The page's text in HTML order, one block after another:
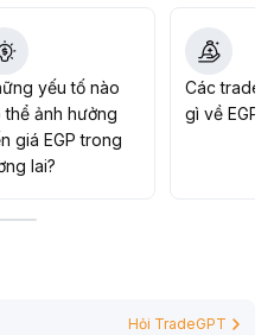
yếu tố nào
thể ảnh hưởng
giá EGP trong
lai?
Các trader
gì về EGP?
Hỏi TradeGPT